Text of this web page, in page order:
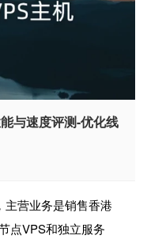
与速度评测-优化线
主营业务是销售香港
点VPS和独立服务